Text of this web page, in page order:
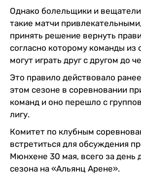
Однако болельщики и
такие матчи
принять решение вернуть
согласно которому команды из
могут играть друг с другом до
Это правило действовало
этом сезоне в соревновании
команд и оно перешло с
лигу.
Комитет по клубным
встретиться для обсуждения
Мюнхене 30 мая, всего за день
сезона на «Альянц Арене».